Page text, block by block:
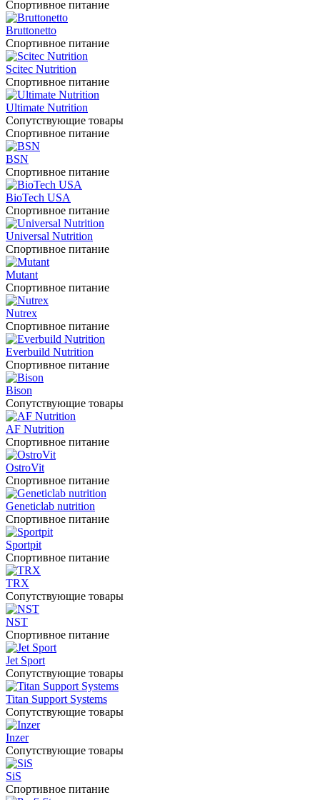
Спортивное питание
Bruttonetto
Спортивное питание
Scitec Nutrition
Спортивное питание
Ultimate Nutrition
Сопутствующие товары
Спортивное питание
BSN
Спортивное питание
BioTech USA
Спортивное питание
Universal Nutrition
Спортивное питание
Mutant
Спортивное питание
Nutrex
Спортивное питание
Everbuild Nutrition
Спортивное питание
Bison
Сопутствующие товары
AF Nutrition
Спортивное питание
OstroVit
Спортивное питание
Geneticlab nutrition
Спортивное питание
Sportpit
Спортивное питание
TRX
Сопутствующие товары
NST
Спортивное питание
Jet Sport
Сопутствующие товары
Titan Support Systems
Сопутствующие товары
Inzer
Сопутствующие товары
SiS
Спортивное питание